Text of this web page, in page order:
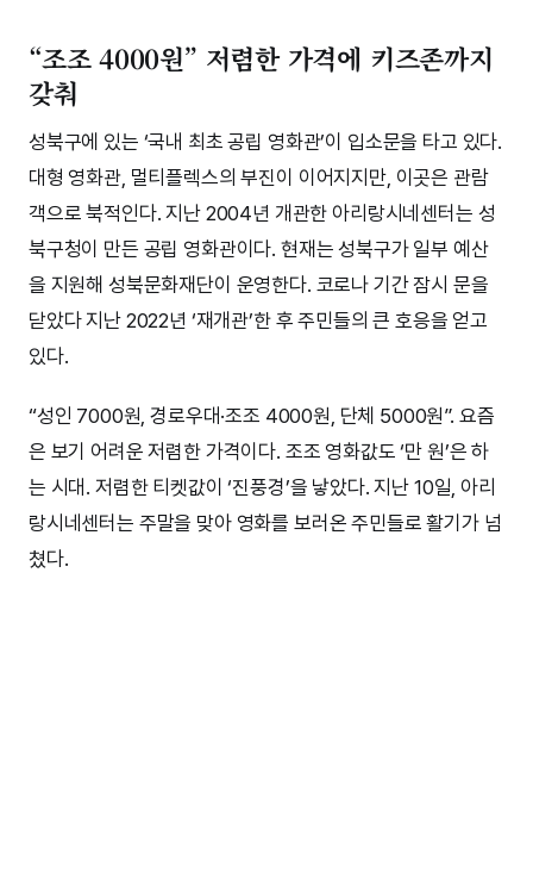
“조조 4000원” 저렴한 가격에 키즈존까지
갖춰
성북구에 있는 ‘국내 최초 공립 영화관’이 입소문을 타고 있다.
대형 영화관, 멀티플렉스의 부진이 이어지지만, 이곳은 관람
객으로 북적인다. 지난 2004년 개관한 아리랑시네센터는 성
북구청이 만든 공립 영화관이다. 현재는 성북구가 일부 예산
을 지원해 성북문화재단이 운영한다. 코로나 기간 잠시 문을
닫았다 지난 2022년 ‘재개관’한 후 주민들의 큰 호응을 얻고
있다.
“성인 7000원, 경로우대·조조 4000원, 단체 5000원”. 요즘
은 보기 어려운 저렴한 가격이다. 조조 영화값도 ‘만 원’은 하
는 시대. 저렴한 티켓값이 ‘진풍경’을 낳았다. 지난 10일, 아리
랑시네센터는 주말을 맞아 영화를 보러온 주민들로 활기가 넘
쳤다.